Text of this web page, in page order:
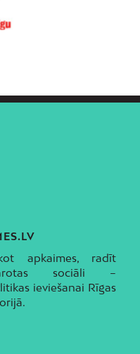
apkaimes, radīt
sociāli –
ieviešanai Rīgas